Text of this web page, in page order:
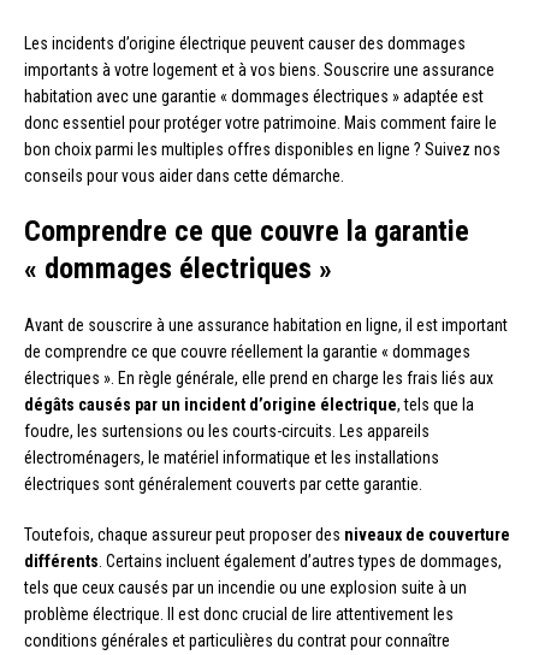
Les incidents d’origine électrique peuvent causer des dommages
importants à votre logement et à vos biens. Souscrire une assurance
habitation avec une garantie « dommages électriques » adaptée est
donc essentiel pour protéger votre patrimoine. Mais comment faire le
bon choix parmi les multiples offres disponibles en ligne ? Suivez nos
conseils pour vous aider dans cette démarche.
Comprendre ce que couvre la garantie
« dommages électriques »
Avant de souscrire à une assurance habitation en ligne, il est important
de comprendre ce que couvre réellement la garantie « dommages
électriques ». En règle générale, elle prend en charge les frais liés aux
dégâts causés par un incident d’origine électrique, tels que la
foudre, les surtensions ou les courts-circuits. Les appareils
électroménagers, le matériel informatique et les installations
électriques sont généralement couverts par cette garantie.
Toutefois, chaque assureur peut proposer des niveaux de couverture
différents . Certains incluent également d’autres types de dommages,
tels que ceux causés par un incendie ou une explosion suite à un
problème électrique. Il est donc crucial de lire attentivement les
conditions générales et particulières du contrat pour connaître